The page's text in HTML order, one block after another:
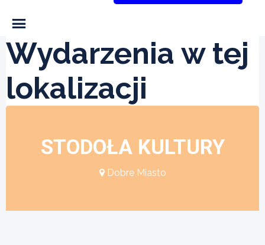
Wydarzenia w tej
lokalizacji
STODOŁA KULTURY
Dobre Miasto